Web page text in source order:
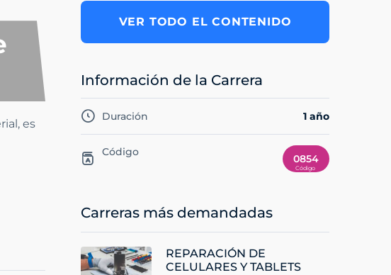
es
VER TODO EL CONTENIDO
Información de la Carrera
Duración 1 año
Código
0854
Carreras más demandadas
REPARACIÓN DE
CELULARES Y TABLETS